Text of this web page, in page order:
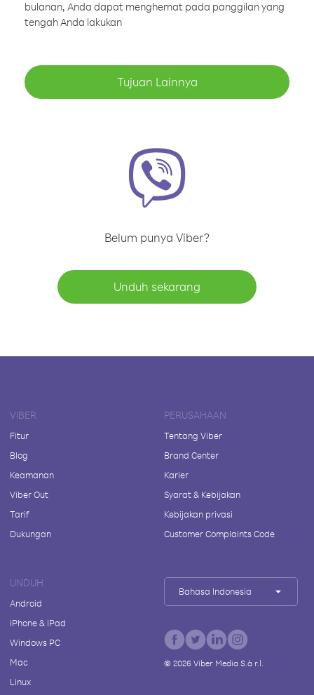
bulanan, Anda dapat menghemat pada panggilan yang
tengah Anda lakukan
Tujuan Lainnya
Belum punya Viber?
Unduh sekarang
VIBER
Fitur
Blog
Keamanan
Viber Out
Tarif
Dukungan
PERUSAHAAN
Tentang Viber
Brand Center
Karier
Syarat & Kebijakan
Kebijakan privasi
Customer Complaints Code
UNDUH
Android
iPhone & iPad
Windows PC
Mac
Linux
Bahasa Indonesia
© 2026Viber Media S.à r.l.